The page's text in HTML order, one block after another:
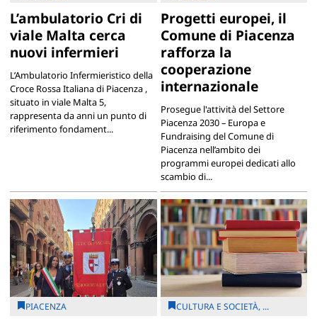
L’ambulatorio Cri di
viale Malta cerca
nuovi infermieri
L’Ambulatorio Infermieristico della
Croce Rossa Italiana di Piacenza ,
situato in viale Malta 5,
rappresenta da anni un punto di
riferimento fondament...
Progetti europei, il
Comune di Piacenza
rafforza la
cooperazione
internazionale
Prosegue l'attività del Settore
Piacenza 2030 – Europa e
Fundraising del Comune di
Piacenza nell’ambito dei
programmi europei dedicati allo
scambio di...
PIACENZA CULTURA E SOCIETÀ, ...